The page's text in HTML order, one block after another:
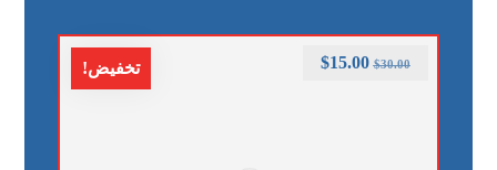
تخفيض! $30.00
$15.00